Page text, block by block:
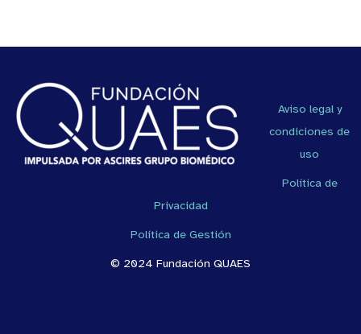
Aviso legal y
condiciones de
uso
Política de
Privacidad
Política de Gestión
© 2024 Fundación QUAES